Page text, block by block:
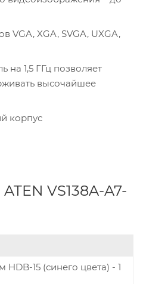
VGA, XGA, SVGA, UXGA,
на 1,5 ГГц позволяет
высочайшее
корпус
VS138A-A7-
HDB-15 (синего цвета) - 1